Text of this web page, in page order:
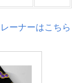
ーナーはこちら